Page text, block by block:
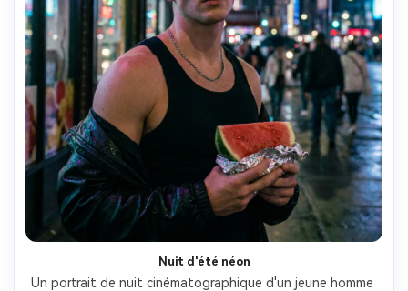
Nuit d'été néon
Un portrait de nuit cinématographique d'un jeune homme